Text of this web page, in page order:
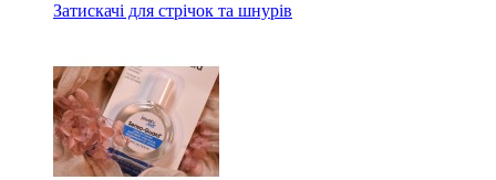
Затискачі для стрічок та шнурів